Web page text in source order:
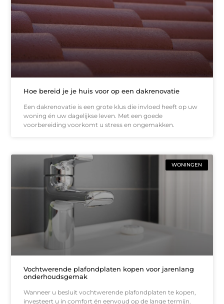
Hoe bereid je je huis voor op een dakrenovatie
Een dakrenovatie is een grote klus die invloed heeft op uw
woning én uw dagelijkse leven. Met een goede
voorbereiding voorkomt u stress en ongemakken.
WONINGEN
Vochtwerende plafondplaten kopen voor jarenlang
onderhoudsgemak
Wanneer u besluit vochtwerende plafondplaten te kopen,
investeert u in comfort én eenvoud op de lange termijn.